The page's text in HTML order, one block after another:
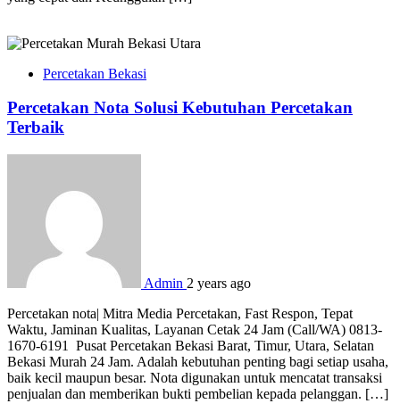
Percetakan Bekasi
Percetakan Nota Solusi Kebutuhan Percetakan
Terbaik
Admin 2 years ago
Percetakan nota| Mitra Media Percetakan, Fast Respon, Tepat
Waktu, Jaminan Kualitas, Layanan Cetak 24 Jam (Call/WA) 0813-
1670-6191 Pusat Percetakan Bekasi Barat, Timur, Utara, Selatan
Bekasi Murah 24 Jam. Adalah kebutuhan penting bagi setiap usaha,
baik kecil maupun besar. Nota digunakan untuk mencatat transaksi
penjualan dan memberikan bukti pembelian kepada pelanggan. […]